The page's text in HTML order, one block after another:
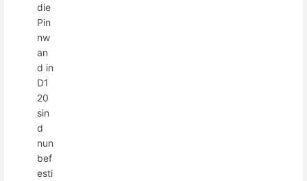
die
Pin
nw
an
d in
D1
20
sin
d
nun
bef
esti